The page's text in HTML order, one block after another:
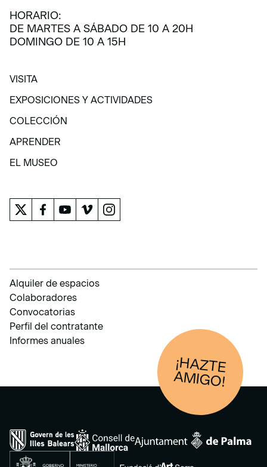
HORARIO:
DE MARTES A SÁBADO DE 10 A 20H
DOMINGO DE 10 A 15H
VISITA
EXPOSICIONES Y ACTIVIDADES
EXPOSICIONES Y ACTIVIDADES
COLECCIÓN
APRENDER
EL MUSEO
Alquiler de espacios
Colaboradores
Convocatorias
Perfil del contratante
Informes anuales
¡HAZTE
AM
IGO!